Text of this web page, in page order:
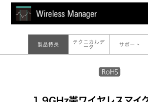
製品特長
テクニカルデ
ータ
サポート